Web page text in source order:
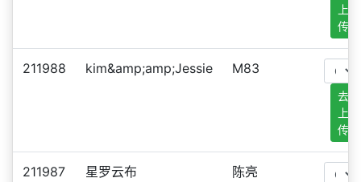
上
传
211988 kim&amp;amp;Jessie M83
去
上
传
211987 星罗云布 陈亮